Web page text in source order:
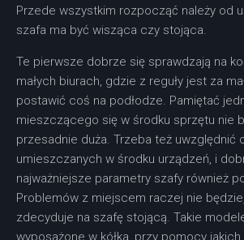
Przede wszystkim rozpocząć należy od
szafa ma być wisząca czy stojąca.
Te pierwsze dobrze się sprawdzają na
małych biurach, gdzie z reguły jest za
postawić coś na podłodze. Pamiętać
mieszczącego się w środku sprzętu nie
przesadnie duża. Trzeba też uwzględnić
umieszczanych w środku urządzeń, i
najważniejsze parametry szafy również
Problemów z miejscem raczej nie
zdecyduje na szafę stojącą. Takie
wyposażone w kółka, przy pomocy